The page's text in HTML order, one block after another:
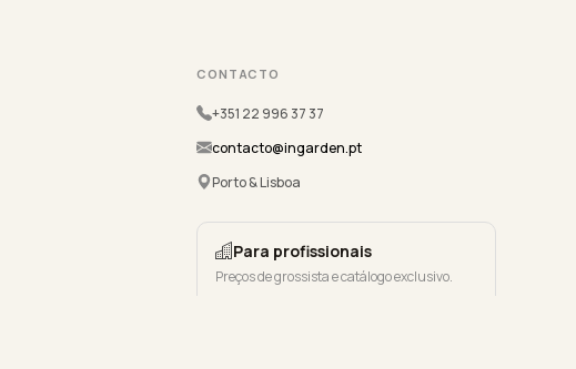
CONTACTO
+351 22 996 37 37
contacto@ingarden.pt
Porto & Lisboa
Para profissionais
Preços de grossista e catálogo exclusivo.